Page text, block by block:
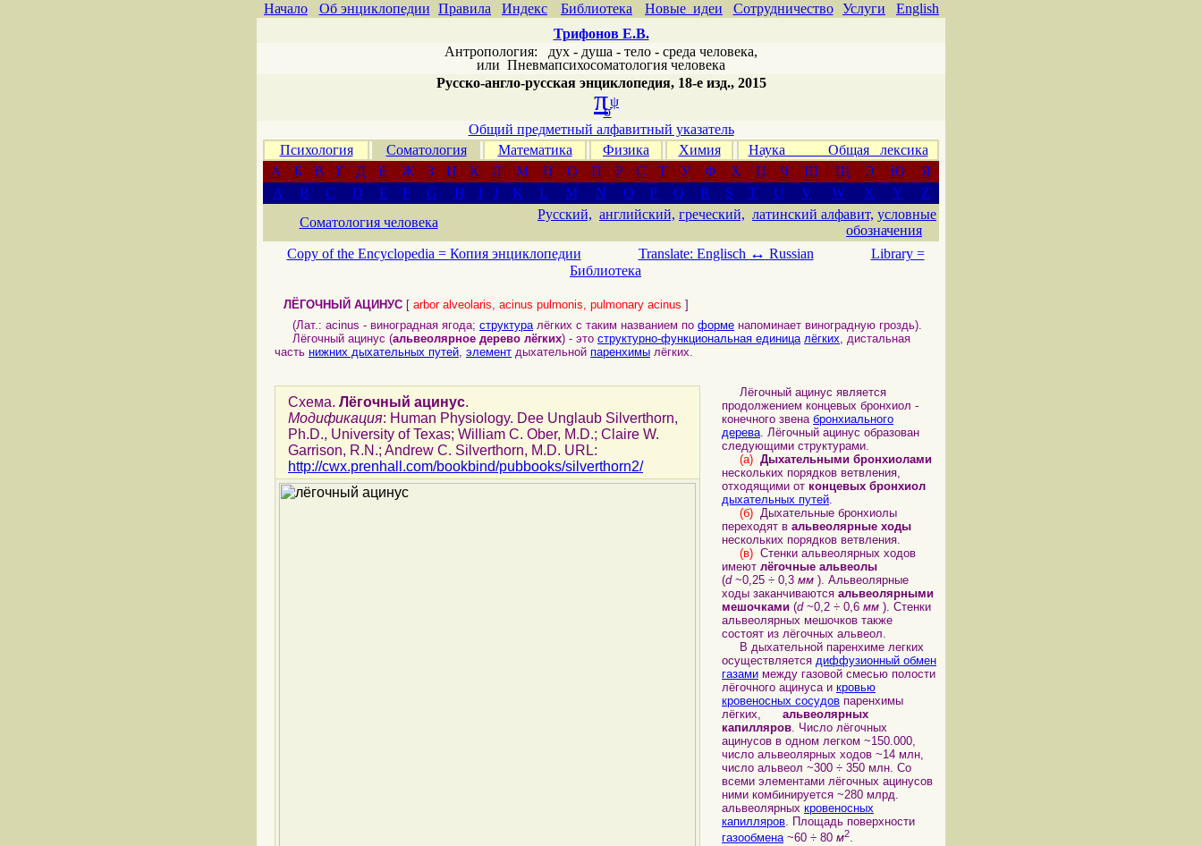
Начало Об энциклопедии Правила Индекс Библиотека Новые идеи Сотрудничество Услуги
English
Трифонов Е.В.
Антропология: дух - душа - тело - среда человека,
или Пневмапсихосоматология человека
Русско-англо-русская энциклопедия, 18-е изд., 2015
πψ
σ
Общий предметный алфавитный указатель
Психология
Соматология Математика Физика Химия
Наука Общая лексика
А
Б В Г Д Е Ж З И К Л М Н О П Р С Т У Ф Х Ц Ч Ш Щ Э Ю
Я
A
B C D E F G H I J K L M N O P Q R S T U V W X Y
Z
Соматология человека
Русский, английский, греческий, латинский алфавит, условные
обозначения
Copy of the Encyclopedia = Копия энциклопедии Translate: Englisch ↔ Russian
Library =
Библиотека
ЛЁГОЧНЫЙ АЦИНУС [ arbor alveolaris, acinus pulmonis, pulmonary acinus ]
(Лат.: acinus - виноградная ягода; структуралёгких с таким названием по форме напоминает виноградную гроздь).
Лёгочный ацинус (альвеолярное дерево лёгких) - это структурно-функциональная единица лёгких, дистальная
часть нижних дыхательных путей, элемент дыхательной паренхимы лёгких.
Схема. Лёгочный ацинус.
Модификация: Human Physiology. Dee Unglaub Silverthorn,
Ph.D., University of Texas; William C. Ober, M.D.; Claire W.
Garrison, R.N.; Andrew C. Silverthorn, M.D. URL:
http://cwx.prenhall.com/bookbind/pubbooks/silverthorn2/
Лёгочный ацинус является
продолжением концевых бронхиол -
конечного звена бронхиального
дерева. Лёгочный ацинус образован
следующими структурами.
(а) Дыхательными бронхиолами
нескольких порядков ветвления,
отходящими от концевых бронхиол
дыхательных путей.
(б) Дыхательные бронхиолы
переходят в альвеолярные ходы
нескольких порядков ветвления.
(в) Стенки альвеолярных ходов
имеют лёгочные альвеолы
(d~0,25 ÷ 0,3 мм ). Альвеолярные
ходы заканчиваются альвеолярными
мешочками (d~0,2 ÷ 0,6 мм ). Стенки
альвеолярных мешочков также
состоят из лёгочных альвеол.
В дыхательной паренхиме легких
осуществляется диффузионный обмен
газами между газовой смесью полости
лёгочного ацинуса и кровью
кровеносных сосудов паренхимы
лёгких,
альвеолярных
капилляров. Число лёгочных
ацинусов в одном легком ~150.000,
число альвеолярных ходов ~14 млн,
число альвеол ~300 ÷ 350 млн. Со
всеми элементами лёгочных ацинусов
ними комбинируется ~280 млрд.
альвеолярных кровеносных
капилляров. Площадь поверхности
газообмена~60 ÷ 80 м2.